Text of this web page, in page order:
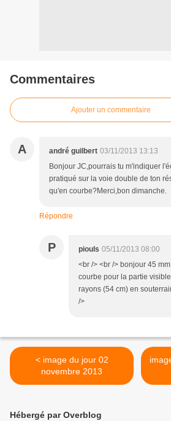
Commentaires
Ajouter un commentaire
A andré guilbert 03/11/2013 13:13
Bonjour JC,pourrais tu m'indiquer
pratiqué sur la voie double de ton
qu'en courbe?Merci,bon dimanche.
Répondre
P piouls 05/11/2013 08:00
<br /> <br /> bonjour 45
courbe pour la partie
rayons (54 cm) en
/>
< image du jour 02
novembre 2013
Hébergé par Overblog